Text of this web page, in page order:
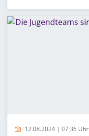
12.08.2024 | 07:36 Uhr